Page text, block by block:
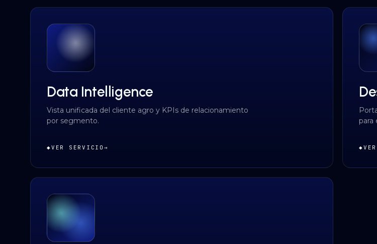
Data Intelligence
Vista unificada del cliente agro y KPIs de relacionamiento
por segmento.
◆VER SERVICIO →
para
◆